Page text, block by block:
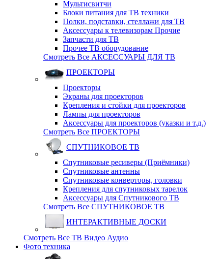
Мультисвитчи
Блоки питания для ТВ техники
Полки, подставки, стеллажи для ТВ
Аксессуары к телевизорам Прочие
Запчасти для ТВ
Прочее ТВ оборудование
Смотреть Все АКСЕССУАРЫ ДЛЯ ТВ
ПРОЕКТОРЫ
Проекторы
Экраны для проекторов
Крепления и стойки для проекторов
Лампы для проекторов
Аксессуары для проекторов (указки и т.д.)
Смотреть Все ПРОЕКТОРЫ
СПУТНИКОВОЕ ТВ
Спутниковые ресиверы (Приёмники)
Спутниковые антенны
Спутниковые конверторы, головки
Крепления для спутниковых тарелок
Аксессуары для Спутникового ТВ
Смотреть Все СПУТНИКОВОЕ ТВ
ИНТЕРАКТИВНЫЕ ДОСКИ
Смотреть Все ТВ Видео Аудио
Фото техника